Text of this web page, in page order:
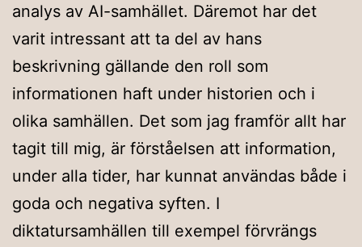
analys av AI-samhället. Däremot har det
varit intressant att ta del av hans
beskrivning gällande den roll som
informationen haft under historien och i
olika samhällen. Det som jag framför allt har
tagit till mig, är förståelsen att information,
under alla tider, har kunnat användas både i
goda och negativa syften. I
diktatursamhällen till exempel förvrängs